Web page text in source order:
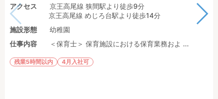
アクセス
京王高尾線 狭間駅より徒歩9分
京王高尾線 めじろ台駅より徒歩14分
施設形態
幼稚園
仕事内容
＜保育士＞ 保育施設における保育業務およ ...
残業5時間以内 4月入社可